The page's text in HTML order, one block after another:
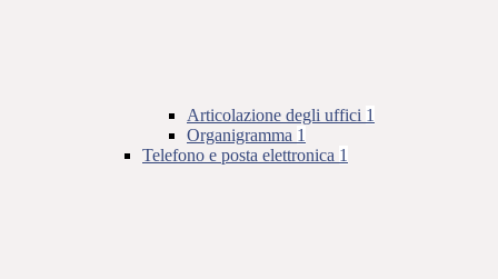
Articolazione degli uffici 1
Organigramma 1
Telefono e posta elettronica 1